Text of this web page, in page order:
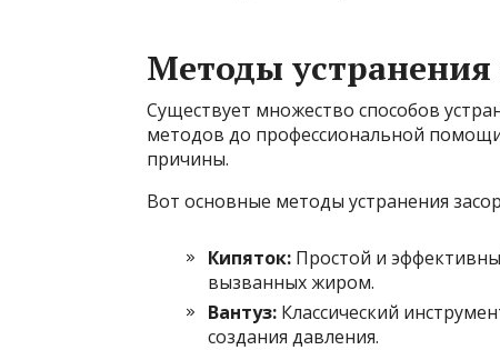
Методы устранения
Существует множество способов
методов до профессиональной
причины.
Вот основные методы устранения
Кипяток: Простой и
вызванных жиром.
Вантуз: Классический
создания давления.